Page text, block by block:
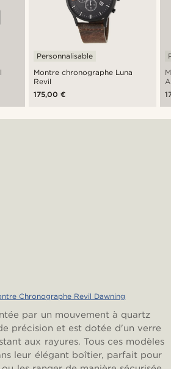
Montre chronographe Luna
Revil
Personnalisable
175,00 €
Chronographe Revil Dawning
par un mouvement à quartz
précision et est dotée d'un verre
aux rayures. Tous ces modèles
leur élégant boîtier, parfait pour